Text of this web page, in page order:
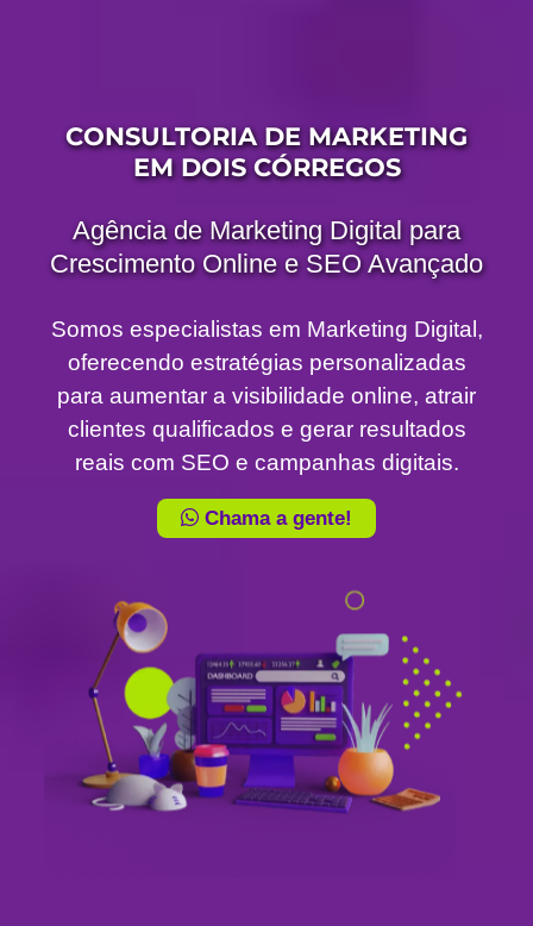
CONSULTORIA DE MARKETING
EM DOIS CÓRREGOS
Agência de Marketing Digital para
Crescimento Online e SEO Avançado
Somos especialistas em Marketing Digital,
oferecendo estratégias personalizadas
para aumentar a visibilidade online, atrair
clientes qualificados e gerar resultados
reais com SEO e campanhas digitais.
Chama a gente!